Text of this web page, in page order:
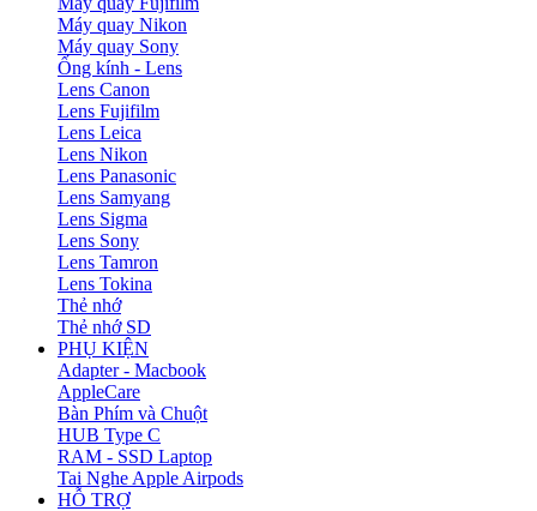
Máy quay Nikon
Máy quay Sony
Ống kính - Lens
Lens Canon
Lens Fujifilm
Lens Leica
Lens Nikon
Lens Panasonic
Lens Samyang
Lens Sigma
Lens Sony
Lens Tamron
Lens Tokina
Thẻ nhớ
Thẻ nhớ SD
PHỤ KIỆN
Adapter - Macbook
AppleCare
Bàn Phím và Chuột
HUB Type C
RAM - SSD Laptop
Tai Nghe Apple Airpods
HỖ TRỢ